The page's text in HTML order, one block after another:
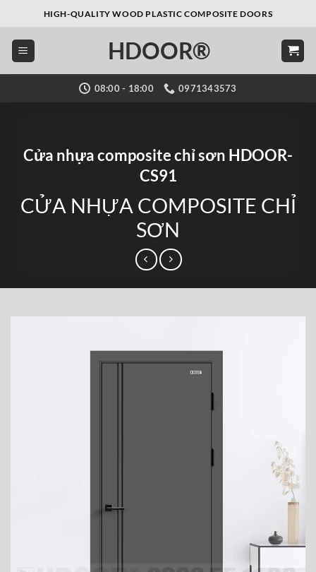
nội
dung
HIGH-QUALITY WOOD PLASTIC COMPOSITE DOORS
HDOOR®
08:00 - 18:00 0971343573
Cửa nhựa composite chỉ sơn HDOOR-
CS91
CỬA NHỰA COMPOSITE CHỈ
SƠN